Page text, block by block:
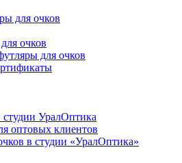
для очков
очков
для очков
студии УралОптика
оптовых клиентов
в студии «УралОптика»